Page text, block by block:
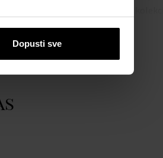
Dopusti sve
remenčićima i Swarovski
za posao, sport, grad ili svečane prilike.
Festina Chrono i živopisne, izdržljive
dizajn, solidnu kvalitetu i